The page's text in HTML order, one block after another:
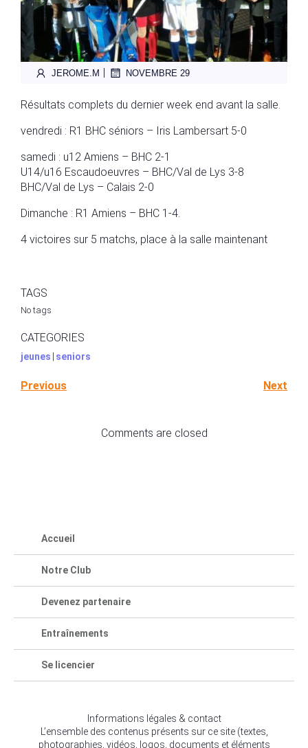
JEROME.M | NOVEMBRE 29
Résultats complets du dernier week end avant la salle.
vendredi : R1 BHC séniors – Iris Lambersart 5-0
samedi : u12 Amiens – BHC 2-1
U14/u16 Escaudoeuvres – BHC/Val de Lys 3-8
BHC/Val de Lys – Calais 2-0
Dimanche : R1 Amiens – BHC 1-4.
4 victoires sur 5 matchs, place à la salle maintenant
TAGS
No tags
CATEGORIES
jeunes seniors
Previous Next
Comments are closed
Accueil
Notre Club
Devenez partenaire
Entraînements
Se licencier
Informations légales & contact
L’ensemble des contenus présents sur ce site (textes,
photographies, vidéos, logos, documents et éléments